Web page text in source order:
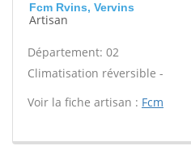
Fcm Rvins, Vervins
Artisan
Département: 02
Climatisation réversible -
Voir la fiche artisan : Fcm